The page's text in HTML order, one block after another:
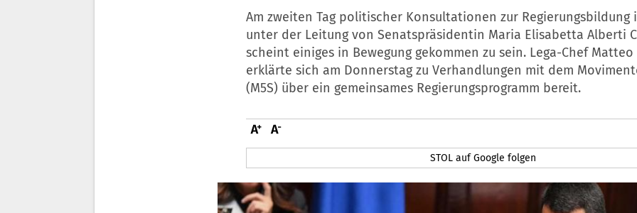
Am zweiten Tag politischer Konsultationen zur Regierungsbildung
unter der Leitung von Senatspräsidentin Maria Elisabetta Alberti
scheint einiges in Bewegung gekommen zu sein. Lega-Chef
erklärte sich am Donnerstag zu Verhandlungen mit dem
(M5S) über ein gemeinsames Regierungsprogramm bereit.
STOL auf Google folgen